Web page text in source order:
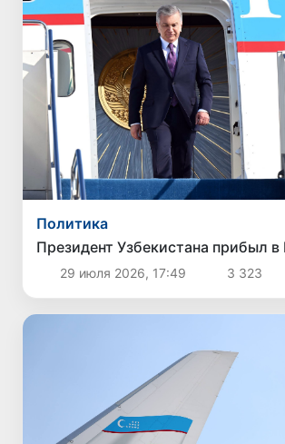
Политика
Президент Узбекистана прибыл в
29 июля 2026, 17:49 3 323